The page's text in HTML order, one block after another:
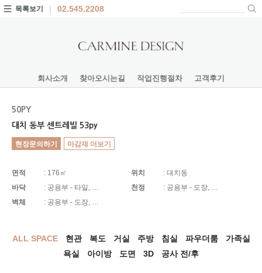
목록보기 02.545.2208
회사소개 찾아오시는길 작업진행절차 고객후기
50PY
대치 동부 센트레빌 53py
현장문의하기 마감재 더보기
면적 : 176㎡ 위치
: 대치동
바닥
: 공용부 - 타일, … 천정
: 공용부 - 도장, …
벽체
: 공용부 - 도장, …
ALL SPACE 현관 복도 거실 주방 침실 파우더룸
가족실
욕실
아이방 도면 3D 공사 전/후